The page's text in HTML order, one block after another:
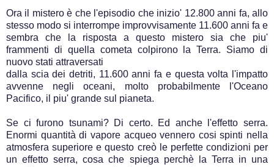
Ora il mistero è che l'episodio che inizio' 12.800 anni fa, allo
stesso modo si interrompe improvvisamente 11.600 anni fa e
sembra che la risposta a questo mistero sia che piu'
frammenti di quella cometa colpirono la Terra. Siamo di
nuovo stati attraversati
dalla scia dei detriti, 11.600 anni fa e questa volta l'impatto
avvenne negli oceani, molto probabilmente l'Oceano
Pacifico, il piu' grande sul pianeta.
Se ci furono tsunami? Di certo. Ed anche l'effetto serra.
Enormi quantità di vapore acqueo vennero cosi spinti nella
atmosfera superiore e questo creò le perfette condizioni per
un effetto serra, cosa che spiega perchè la Terra in una